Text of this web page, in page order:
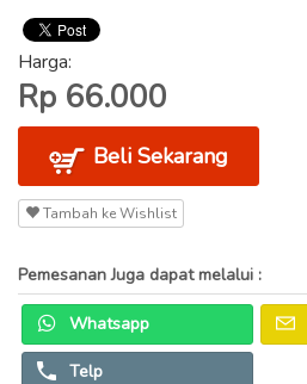
Harga:
Rp 66.000
Beli Sekarang
Tambah ke Wishlist
Pemesanan Juga dapat melalui :
Whatsapp
Telp